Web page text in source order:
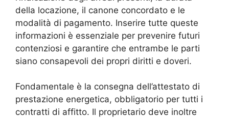
della locazione, il canone concordato e le
modalità di pagamento. Inserire tutte queste
informazioni è essenziale per prevenire futuri
contenziosi e garantire che entrambe le parti
siano consapevoli dei propri diritti e doveri.
Fondamentale è la consegna dell’attestato di
prestazione energetica, obbligatorio per tutti i
contratti di affitto. Il proprietario deve inoltre